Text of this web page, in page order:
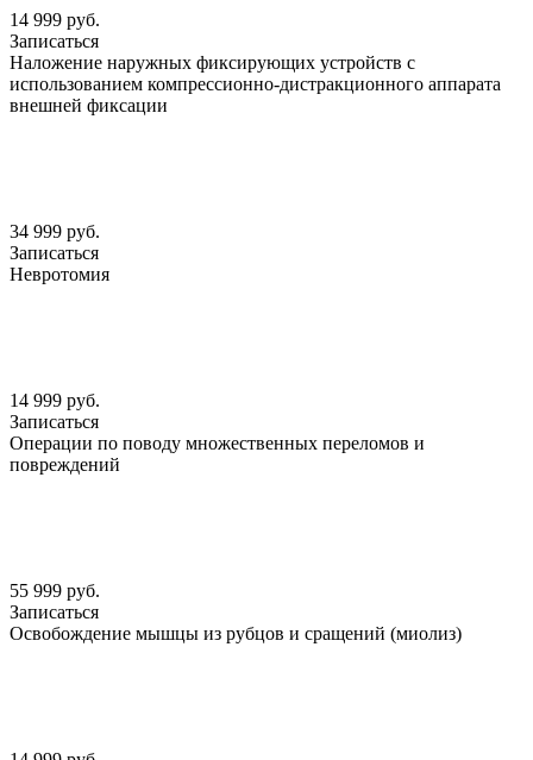
14 999 руб.
Записаться
Наложение наружных фиксирующих устройств с
использованием компрессионно-дистракционного аппарата
внешней фиксации
34 999 руб.
Записаться
Невротомия
14 999 руб.
Записаться
Операции по поводу множественных переломов и
повреждений
55 999 руб.
Записаться
Освобождение мышцы из рубцов и сращений (миолиз)